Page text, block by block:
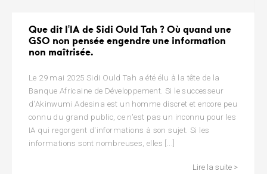
Que dit l'IA de Sidi Ould Tah ? Où quand une
GSO non pensée engendre une information
non maîtrisée.
Le 29 mai 2025 Sidi Ould Tah a été élu à la tête de la
Banque Africaine de Développement. Si le successeur
d'Akinwumi Adesina est un homme discret et encore peu
connu du grand public, ce n'est pas un inconnu pour les
IA qui regorgent d'informations à son sujet. Si les
informations sont nombreuses, elles [...]
Lire la suite >